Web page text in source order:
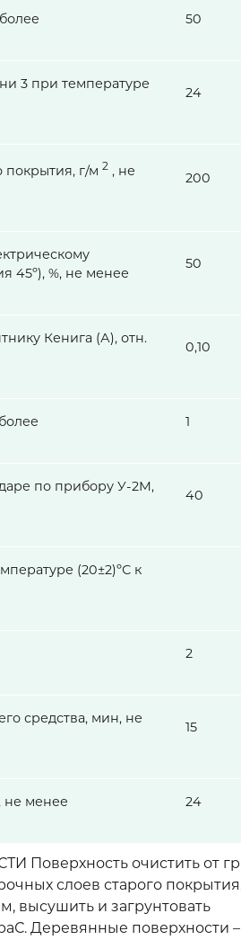
50
3 при температуре
24
покрытия, г/м 2, не
200
45º), %, не менее
50
Кенига (А), отн.
0,10
1
по прибору У-2М,
40
(20±2)ºС к
2
средства, мин, не
15
не менее 24
очистить от
слоев старого
высушить и загрунтовать
Деревянные поверхности –